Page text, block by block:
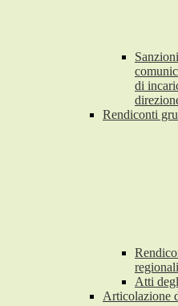
di
Rendiconti
Atti
Articolazione